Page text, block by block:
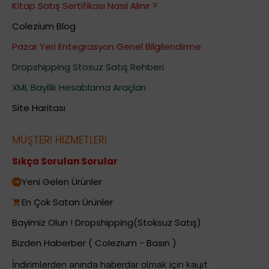
Kitap Satış Sertifikası Nasıl Alınır ?
Colezium Blog
Pazar Yeri Entegrasyon Genel Bilgilendirme
Dropshipping Stosuz Satış Rehberi
XML Bayilik Hesablama Araçları
Site Haritası
MÜŞTERİ HİZMETLERİ
Sıkça Sorulan Sorular
Yeni Gelen Ürünler
En Çok Satan Ürünler
Bayimiz Olun ! Dropshipping(Stoksuz Satış)
Bizden Haberber ( Colezium - Basın )
İndirimlerden anında haberdar olmak için kayıt